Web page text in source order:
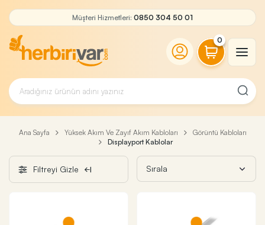
Müşteri Hizmetleri: 0850 304 50 01
0
Ana Sayfa Yüksek Akım Ve Zayıf Akım Kabloları
Görüntü Kabloları
Displayport Kablolar
Filtreyi Gizle